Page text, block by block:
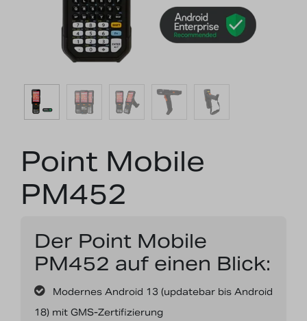
Point Mobile
PM452
Der Point Mobile
PM452 auf einen Blick:
Modernes Android 13 (updatebar bis Android
18) mit GMS-Zertifizierung